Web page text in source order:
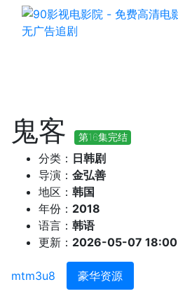
鬼客 第16集完结
分类： 日韩剧
导演： 金弘善
地区： 韩国
年份： 2018
语言： 韩语
更新： 2026-05-07 18:00
mtm3u8 豪华资源